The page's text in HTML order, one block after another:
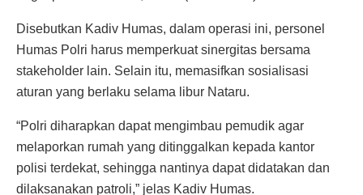
Disebutkan Kadiv Humas, dalam operasi ini, personel
Humas Polri harus memperkuat sinergitas bersama
stakeholder lain. Selain itu, memasifkan sosialisasi
aturan yang berlaku selama libur Nataru.
“Polri diharapkan dapat mengimbau pemudik agar
melaporkan rumah yang ditinggalkan kepada kantor
polisi terdekat, sehingga nantinya dapat didatakan dan
dilaksanakan patroli,” jelas Kadiv Humas.